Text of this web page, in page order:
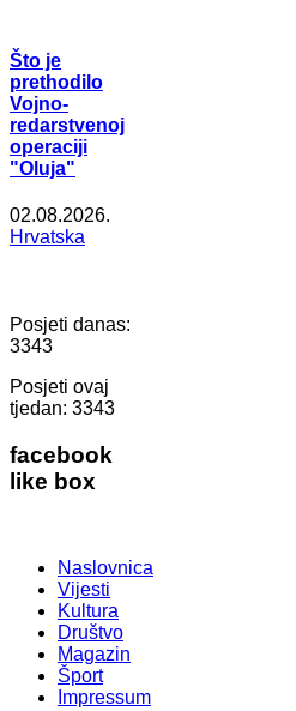
Što je
prethodilo
Vojno-
redarstvenoj
operaciji
"Oluja"
02.08.2026.
Hrvatska
Posjeti danas:
3343
Posjeti ovaj
tjedan: 3343
facebook
like box
Naslovnica
Vijesti
Kultura
Društvo
Magazin
Šport
Impressum